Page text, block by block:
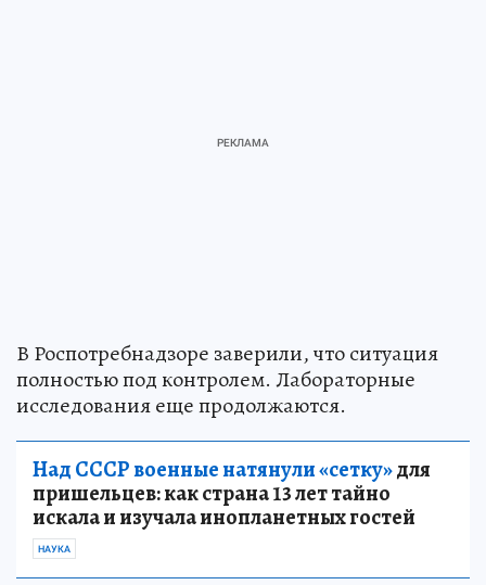
В Роспотребнадзоре заверили, что ситуация
полностью под контролем. Лабораторные
исследования еще продолжаются.
Над СССР военные натянули «сетку»для
пришельцев: как страна 13 лет тайно
искала и изучала инопланетных гостей
НАУКА